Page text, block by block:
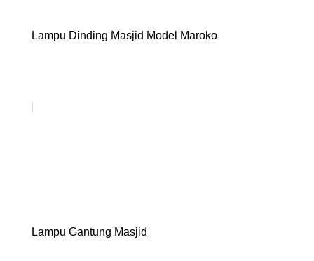
Lampu Dinding Masjid Model Maroko
Lampu Gantung Masjid